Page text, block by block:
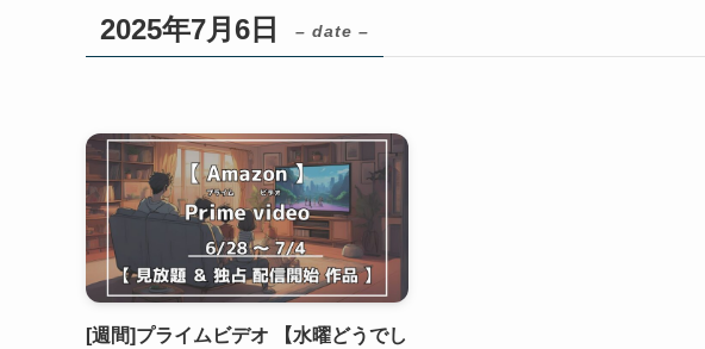
2025年7月6日 – date –
[週間]プライムビデオ 【水曜どうでし